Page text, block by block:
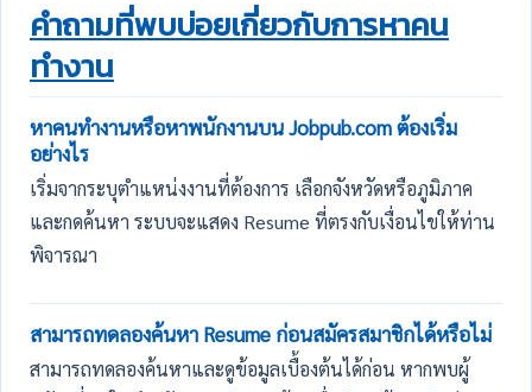
คำถามที่พบบ่อยเกี่ยวกับการหาคน
ทำงาน
หาคนทำงานหรือหาพนักงานบน Jobpub.com ต้องเริ่ม
อย่างไร
เริ่มจากระบุตำแหน่งงานที่ต้องการ เลือกจังหวัดหรือภูมิภาค
และกดค้นหา ระบบจะแสดง Resume ที่ตรงกับเงื่อนไขให้ท่าน
พิจารณา
สามารถทดลองค้นหา Resume ก่อนสมัครสมาชิกได้หรือไม่
สามารถทดลองค้นหาและดูข้อมูลเบื้องต้นได้ก่อน หากพบผู้